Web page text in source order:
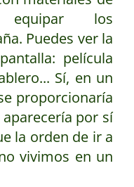
equipar los
Puedes ver la
película
Sí, en un
proporcionaría
por sí
la orden de ir a
vivimos en un